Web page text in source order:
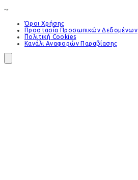
Όροι Χρήσης
Προστασία Προσωπικών Δεδομένων
Πολιτική Cookies
Κανάλι Αναφορών Παραβίασης